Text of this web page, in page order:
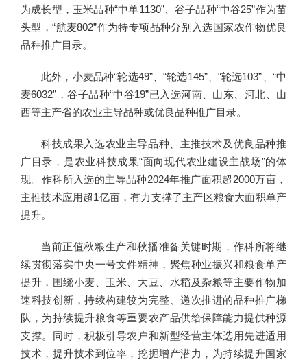
为成长型，玉米品种“中单1130”、谷子品种“中谷25”作为苗
头型，“航麦802”作为特专项品种分别入选国家农作物优良
品种推广目录。
此外，小麦品种“轮选49”、“轮选145”、“轮选103”、“中
麦6032”，谷子品种“中谷19”已入选河南、山东、河北、山
西等主产省的农业主导品种或优良品种推广目录。
科技成果入选农业主导品种、主推技术及优良品种推
广目录，是农业科技成果“面向现代农业建设主战场”的体
现。作科所入选的主导品种2024年推广面积超2000万亩，
主推技术应用超1亿亩，有力支撑了主产区粮食大面积单产
提升。
当前正值秋粮生产和秋播准备关键时期，作科所将继
续贯彻落实中央一号文件精神，聚焦种业振兴和粮食单产
提升，围绕小麦、玉米、大豆、水稻及杂粮等主要作物加
速科技创新，持续构建较为完整、递次推进的品种推广梯
队，为持续提升粮食等重要农产品供给保障能力提供种源
支撑。同时，积极引导农户和新型经营主体选用先进适用
技术，提升技术到位率，挖掘增产潜力，为持续提升国家